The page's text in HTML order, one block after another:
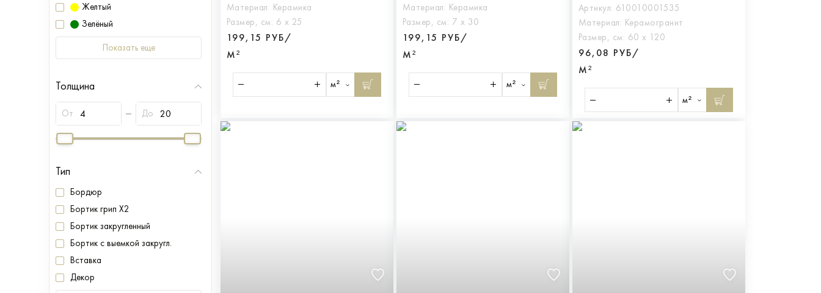
Желтый
Зелёный
Показать еще
Толщина
От До
Тип
Бордюр
Бортик грип X2
Бортик закругленный
Бортик с выемкой закругл.
Вставка
Декор
Материал: Керамика
Размер, см: 6 х 25
199,15 РУБ/
М²
м²
Материал: Керамика
Размер, см: 7 х 30
199,15 РУБ/
М²
м²
Артикул: 610010001535
Материал: Керамогранит
Размер, см: 60 х 120
96,08 РУБ/
М²
м²